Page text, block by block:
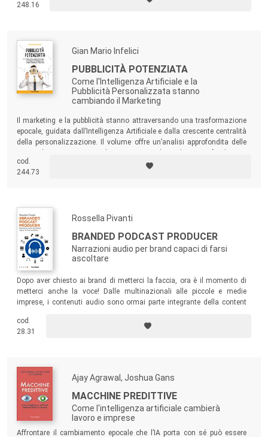
248.16
Gian Mario Infelici
PUBBLICITÀ POTENZIATA
Come l'Intelligenza Artificiale e la
Pubblicità Personalizzata stanno
cambiando il Marketing
Il marketing e la pubblicità stanno attraversando una trasformazione
epocale, guidata dall’Intelligenza Artificiale e dalla crescente centralità
della personalizzazione. Il volume offre un’analisi approfondita delle
strategici e schemi illustrativi per esplorare come le tecnologie
moderne stiano rivoluzionando il mondo della comunicazione.
cod.
244.73
Rossella Pivanti
BRANDED PODCAST PRODUCER
Narrazioni audio per brand capaci di farsi
ascoltare
Dopo aver chiesto ai brand di metterci la faccia, ora è il momento di
metterci anche la voce! Dalle multinazionali alle piccole e medie
imprese, i contenuti audio sono ormai parte integrante della content
strumenti per adottare correttamente questa forma di narrazione, per
creare una comunicazione onesta e capace di far instaurare relazioni
cod.
28.31
Ajay Agrawal, Joshua Gans
MACCHINE PREDITTIVE
Come l'intelligenza artificiale cambierà
lavoro e imprese
Affrontare il cambiamento epocale che l’IA porta con sé può essere